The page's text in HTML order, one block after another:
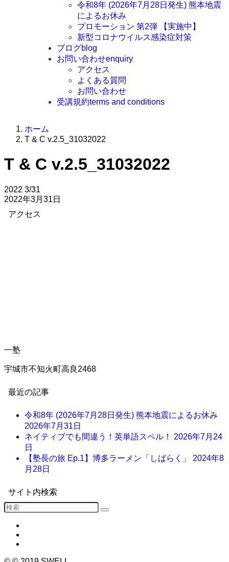
令和8年 (2026年7月28日発生) 熊本地震
によるお休み
プロモーション 第2弾 【実施中】
新型コロナウイルス感染症対策
ブログblog
お問い合わせenquiry
アクセス
よくある質問
お問い合わせ
受講規約terms and conditions
ホーム
T & C v.2.5_31032022
T & C v.2.5_31032022
2022 3/31
2022年3月31日
アクセス
一塾
宇城市不知火町高良2468
最近の記事
令和8年 (2026年7月28日発生) 熊本地震によるお休み
2026年7月31日
ネイティブでも間違う！英単語スペル！ 2026年7月24
日
【塾長の旅 Ep.1】博多ラーメン「しばらく」 2024年8
月28日
サイト内検索